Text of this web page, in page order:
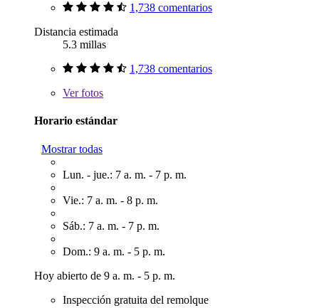
1,738 comentarios
Distancia estimada
5.3 millas
1,738 comentarios
Verfotos
Horario estándar
Mostrar todas
Lun. - jue.: 7 a. m. - 7 p. m.
Vie.: 7 a. m. - 8 p. m.
Sáb.: 7 a. m. - 7 p. m.
Dom.: 9 a. m. - 5 p. m.
Hoy abierto de 9 a. m. - 5 p. m.
Inspección gratuita del remolque